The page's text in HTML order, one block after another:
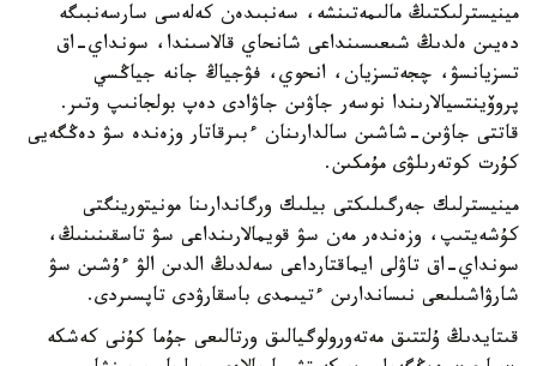
مينيسترلىكتىڭ مالىمەتىنشە، سەنبىدەن كەلەسى سارسەنبىگە
دەيىن ەلدىڭ شىعىسىنداعى شانحاي قالاسىندا، سونداي-اق
تسزيانسۋ، چجەتسزيان، انحوي، فۋجياڭ جانە جياڭسي
پروۆينتسيالارىندا نوسەر جاۋىن جاۋادى دەپ بولجانىپ وتىر.
قاتتى جاۋىن-شاشىن سالدارىنان ءبىرقاتار وزەندە سۋ دەڭگەيى
كۇرت كوتەرىلۋى مۇمكىن.
مينيسترلىك جەرگىلىكتى بيلىك ورگاندارىنا مونيتورينگتى
كۇشەيتىپ، وزەندەر مەن سۋ قويمالارىنداعى سۋ تاسقىنىنىڭ،
سونداي-اق تاۋلى ايماقتارداعى سەلدىڭ الدىن الۋ ءۇشىن سۋ
شارۋاشىلىعى نىساندارىن ءتيىمدى باسقارۋدى تاپسىردى.
قىتايدىڭ ۇلتتىق مەتەورولوگيالىق ورتالىعى جۇما كۇنى كەشكە